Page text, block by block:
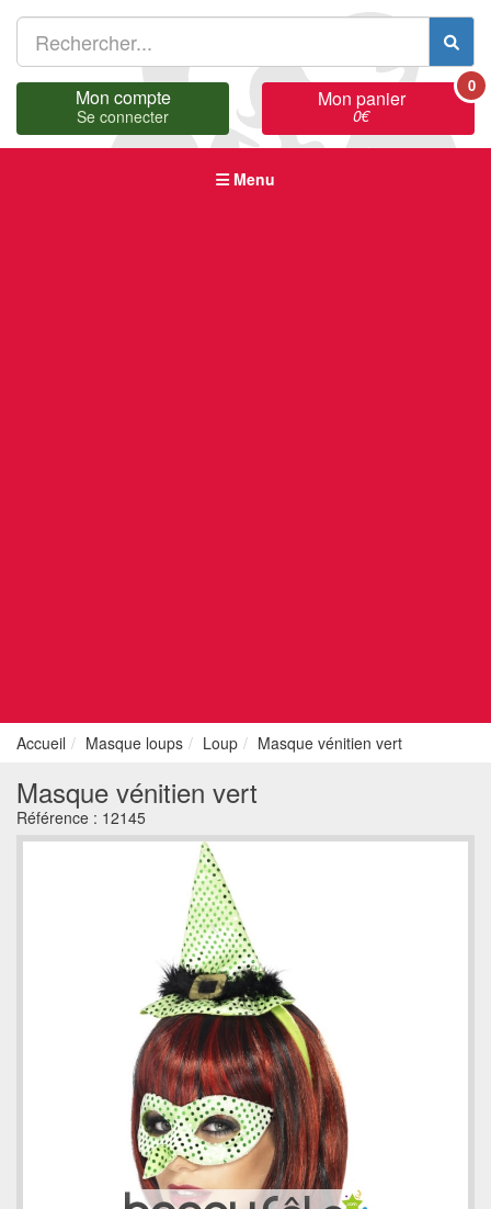
Mon compte
Se connecter
Mon panier
0€
0
Menu
Accueil Masque loups Loup Masque vénitien vert
Masque vénitien vert
Référence : 12145